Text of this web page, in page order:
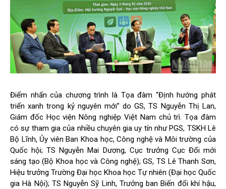
Điểm nhấn của chương trình là Tọa đàm “Định hướng phát
triển xanh trong kỷ nguyên mới” do GS, TS Nguyễn Thị Lan,
Giám đốc Học viện Nông nghiệp Việt Nam chủ trì. Tọa đàm
có sự tham gia của nhiều chuyên gia uy tín như PGS, TSKH Lê
Bộ Lĩnh, Ủy viên Ban Khoa học, Công nghệ và Môi trường của
Quốc hội; TS Nguyễn Mai Dương, Cục trưởng Cục Đổi mới
sáng tạo (Bộ Khoa học và Công nghệ); GS, TS Lê Thanh Sơn,
Hiệu trưởng Trường Đại học Khoa học Tự nhiên (Đại học Quốc
gia Hà Nội); TS Nguyễn Sỹ Linh, Trưởng ban Biến đổi khí hậu,